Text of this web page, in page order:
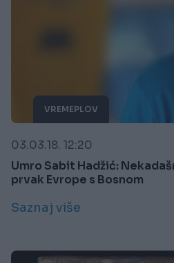
VREMEPLOV
03.03.18. 12:20
Umro Sabit Hadžić:
prvak Evrope s Bosnom
Saznaj više